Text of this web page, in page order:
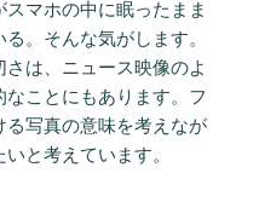
マホの中に眠ったまま
。そんな気がします。
さは、ニュース映像のよ
ことにもあります。フ
る写真の意味を考えなが
と考えています。